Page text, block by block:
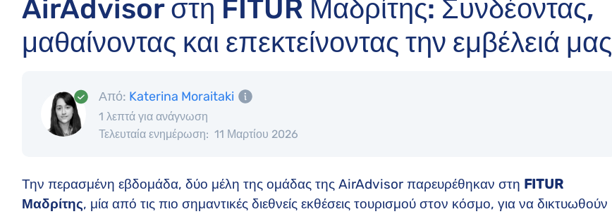
AirAdvisor στη FITUR Μαδρίτης: Συνδέοντας,
μαθαίνοντας και επεκτείνοντας την εμβέλειά μας
Από: Katerina Moraitaki
1 λεπτά για ανάγνωση
Τελευταία ενημέρωση: 11 Μαρτίου 2026
Την περασμένη εβδομάδα, δύο μέλη της ομάδας της AirAdvisor παρευρέθηκαν στη FITUR
Μαδρίτης, μία από τις πιο σημαντικές διεθνείς εκθέσεις τουρισμού στον κόσμο, για να δικτυωθούν